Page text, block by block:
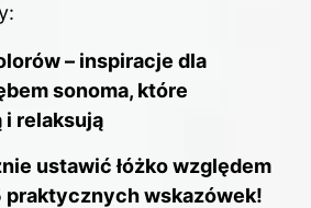
e
dI
n
di
t
bl
r
– inspiracje dla
sonoma, które
i relaksują
ustawić łóżko względem
praktycznych wskazówek!